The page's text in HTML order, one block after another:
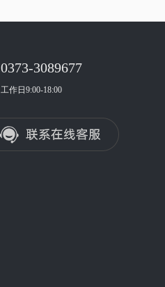
0373-3089677
工作日9:00-18:00